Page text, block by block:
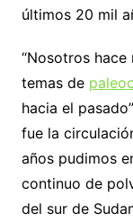
últimos 20 mil
“Nosotros
temas de
hacia el
fue la
años pudimos
continuo de
del sur de